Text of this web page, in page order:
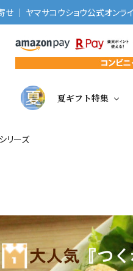
｜ ヤマサコウショウ公式オンラ
夏ギフト特集
リーズ